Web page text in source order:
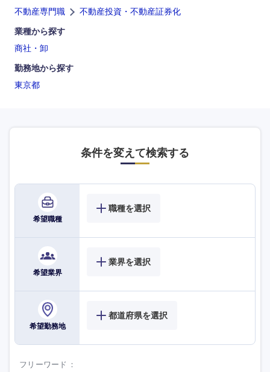
不動産専門職
不動産投資・不動産証券化
業種から探す
商社・卸
勤務地から探す
東京都
条件を変えて検索する
希望職種
職種を選択
希望業界
業界を選択
希望勤務地
都道府県を選択
フリーワード
海外